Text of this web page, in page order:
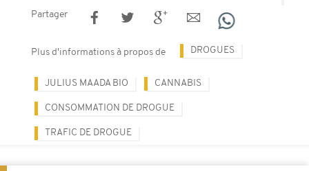
Partager
Plus d'informations à propos de DROGUES
JULIUS MAADA BIO CANNABIS
CONSOMMATION DE DROGUE
TRAFIC DE DROGUE